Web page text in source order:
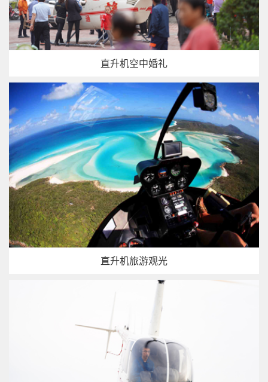
直升机空中婚礼
直升机旅游观光